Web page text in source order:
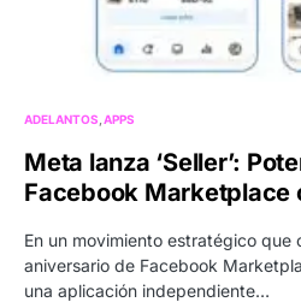
ADELANTOS APPS
Meta lanza ‘Seller’:
Facebook Marketplace
En un movimiento estratégico que
aniversario de Facebook
una aplicación independiente…